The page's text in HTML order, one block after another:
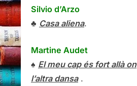
Silvio d’Arzo
♣ Casa aliena.
Martine Audet
♠ El meu cap és fort allà on
l’altra dansa.